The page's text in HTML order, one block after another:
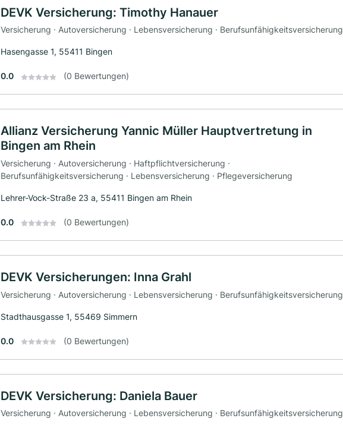
DEVK Versicherung: Timothy Hanauer
Versicherung · Autoversicherung · Lebensversicherung · Berufsunfähigkeitsversicherung
Hasengasse 1, 55411 Bingen
0.0 (0 Bewertungen)
Allianz Versicherung Yannic Müller Hauptvertretung in
Bingen am Rhein
Versicherung · Autoversicherung · Haftpflichtversicherung ·
Berufsunfähigkeitsversicherung · Lebensversicherung · Pflegeversicherung
Lehrer-Vock-Straße 23 a, 55411 Bingen am Rhein
0.0 (0 Bewertungen)
DEVK Versicherungen: Inna Grahl
Versicherung · Autoversicherung · Lebensversicherung · Berufsunfähigkeitsversicherung
Stadthausgasse 1, 55469 Simmern
0.0 (0 Bewertungen)
DEVK Versicherung: Daniela Bauer
Versicherung · Autoversicherung · Lebensversicherung · Berufsunfähigkeitsversicherung